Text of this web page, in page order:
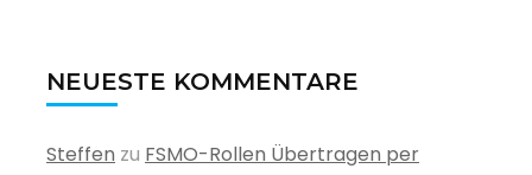
NEUESTE KOMMENTARE
Steffen zu FSMO-Rollen Übertragen per